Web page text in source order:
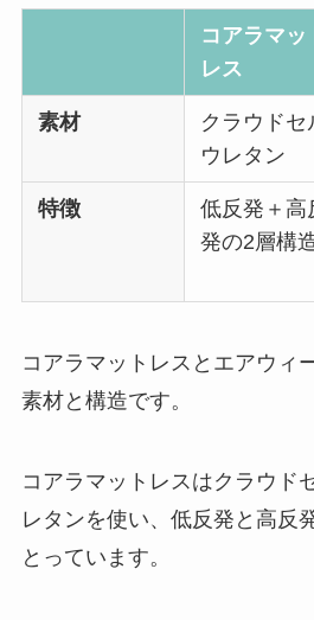
コアラマッ
レス
素材
クラウドセ
ウレタン
特徴
低反発＋高
発の2層構
コアラマットレスとエアウィ
素材と構造です。
コアラマットレスはクラウド
レタンを使い、低反発と高反
とっています。